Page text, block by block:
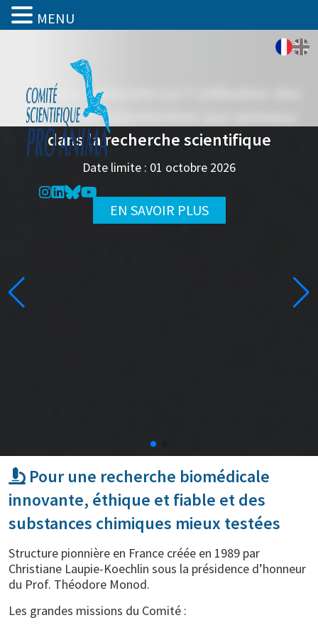
Enquête nationale sur l’utilisation des
approches substitutives aux animaux
dans la recherche scientifique
Date limite : 01 octobre 2026
EN SAVOIR PLUS
Pour une recherche biomédicale
innovante, éthique et fiable et des
substances chimiques mieux testées
Structure pionnière en France créée en 1989 par
Christiane Laupie-Koechlin sous la présidence d’honneur
du Prof. Théodore Monod.
Les grandes missions du Comité :
MENU